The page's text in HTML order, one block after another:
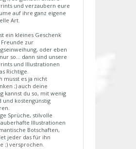
und verzaubern eure
auf ihre ganz eigene
Art.
ein kleines Geschenk
zur
oder eben
so... dann sind unsere
und Illustrationen
Richtige.
musst es ja nicht
;) auch deine
kannst du so, mit wenig
und kostengünstig
Sprüche, stilvolle
Illustrationen
Botschaften,
jeder das für ihn
;) versprochen.